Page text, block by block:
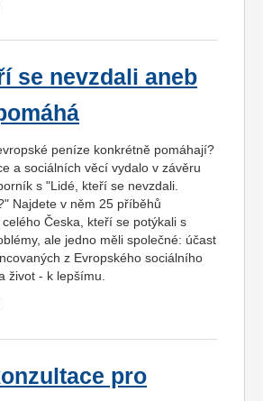
se nevzdali aneb
peníze konkrétně pomáhají?
a sociálních věcí vydalo v závěru
s "Lidé, kteří se nevzdali.
Najdete v něm 25 příběhů
Česka, kteří se potýkali s
ale jedno měli společné: účast
z Evropského sociálního
život - k lepšímu.
pro